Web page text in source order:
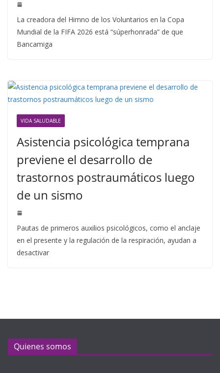
La creadora del Himno de los Voluntarios en la Copa
Mundial de la FIFA 2026 está “súperhonrada” de que
Bancamiga
VIDA SALUDABLE
Asistencia psicológica temprana
previene el desarrollo de
trastornos postraumáticos luego
de un sismo
Pautas de primeros auxilios psicológicos, como el anclaje
en el presente y la regulación de la respiración, ayudan a
desactivar
Quienes somos